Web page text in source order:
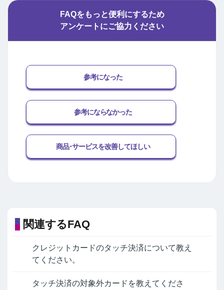
FAQをもっと便利にするため
アンケートにご協力ください
参考になった
参考にならなかった
商品･サービスを改善してほしい
関連するFAQ
クレジットカードのタッチ決済について教え
てください。
タッチ決済の対象外カードを教えてくださ